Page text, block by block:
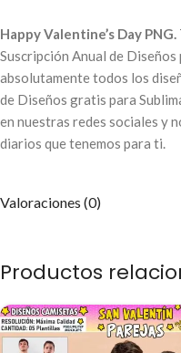
Happy Valentine’s Day PNG.
Suscripción Anual de Diseños
absolutamente todos los
de Diseños gratis para
en nuestras redes sociales y
diarios que tenemos para ti.
Valoraciones (0)
Productos